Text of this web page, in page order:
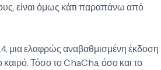
είναι όμως κάτι παραπάνω από
μια ελαφρώς αναβαθμισμένη έκδοση
Τόσο το ChaCha, όσο και το